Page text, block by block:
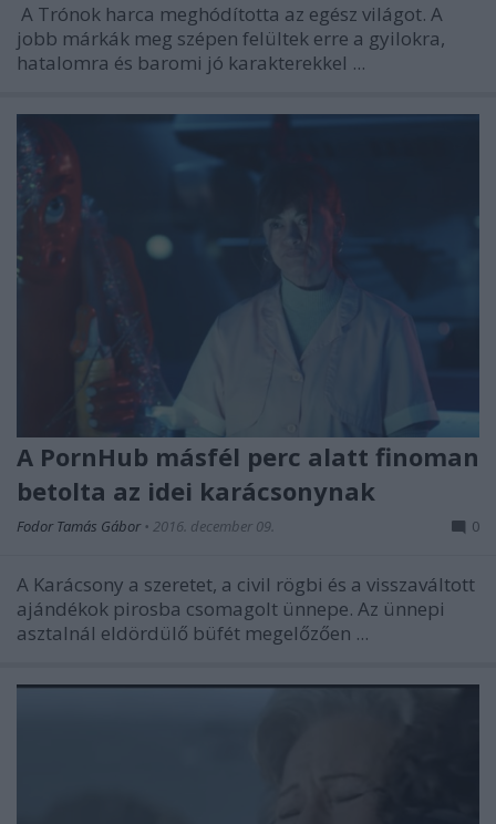
A Trónok harca meghódította az egész világot. A
jobb márkák meg szépen felültek erre a gyilokra,
hatalomra és baromi jó karakterekkel ...
A PornHub másfél perc alatt finoman
betolta az idei karácsonynak
Fodor Tamás Gábor • 2016. december 09. 0
A Karácsony a szeretet, a civil rögbi és a visszaváltott
ajándékok pirosba csomagolt ünnepe. Az ünnepi
asztalnál eldördülő büfét megelőzően ...